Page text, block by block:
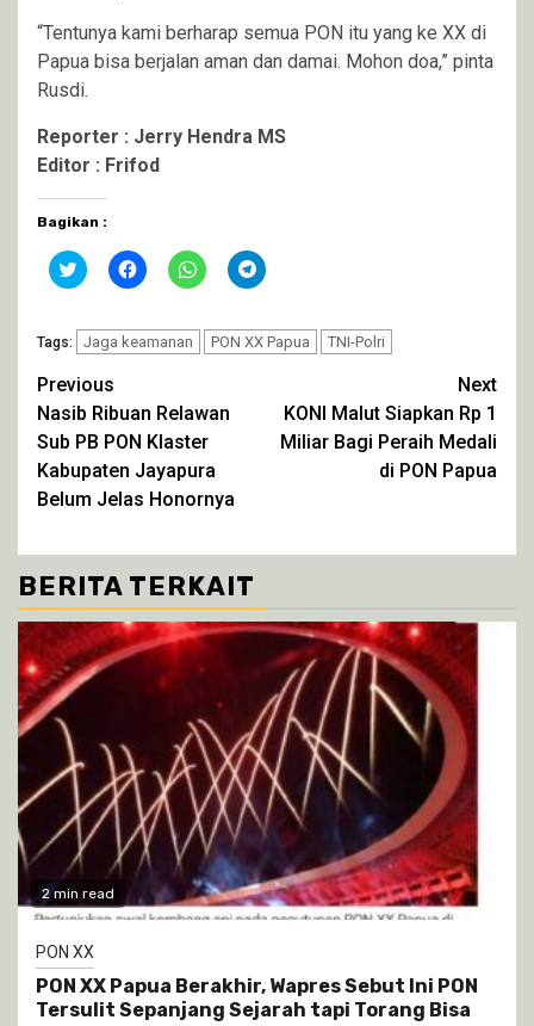
“Tentunya kami berharap semua PON itu yang ke XX di
Papua bisa berjalan aman dan damai. Mohon doa,” pinta
Rusdi.
Reporter : Jerry Hendra MS
Editor : Frifod
Bagikan :
Klik
untuk
Twitter(Membuka
di
jendela
yang
baru)
Klik
untuk
Facebook(Membuka
di
jendela
Klik
untuk
WhatsApp(Membuka
jendela
Klik
untuk
Telegram(Membuka
di
jendela
Tags: Jaga keamanan PON XX Papua TNI-Polri
Continue
Reading
Previous
Nasib Ribuan Relawan
Sub PB PON Klaster
Kabupaten Jayapura
Belum Jelas Honornya
Next
KONI Malut Siapkan Rp 1
Miliar Bagi Peraih Medali
di PON Papua
BERITA TERKAIT
2 min read
PON XX
PON XX Papua Berakhir, Wapres Sebut Ini PON
Tersulit Sepanjang Sejarah tapi Torang Bisa